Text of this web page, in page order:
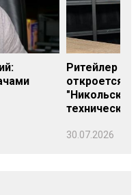
Ритейлер
откроется
технических
30.07.2026